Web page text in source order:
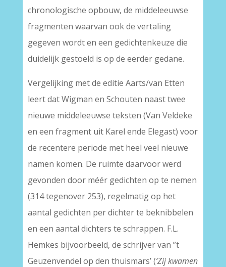
chronologische opbouw, de middeleeuwse
fragmenten waarvan ook de vertaling
gegeven wordt en een gedichtenkeuze die
duidelijk gestoeld is op de eerder gedane.
Vergelijking met de editie Aarts/van Etten
leert dat Wigman en Schouten naast twee
nieuwe middeleeuwse teksten (Van Veldeke
en een fragment uit Karel ende Elegast) voor
de recentere periode met heel veel nieuwe
namen komen. De ruimte daarvoor werd
gevonden door méér gedichten op te nemen
(314 tegenover 253), regelmatig op het
aantal gedichten per dichter te beknibbelen
en een aantal dichters te schrappen. F.L.
Hemkes bijvoorbeeld, de schrijver van ”t
Geuzenvendel op den thuismars’ (‘Zij kwamen